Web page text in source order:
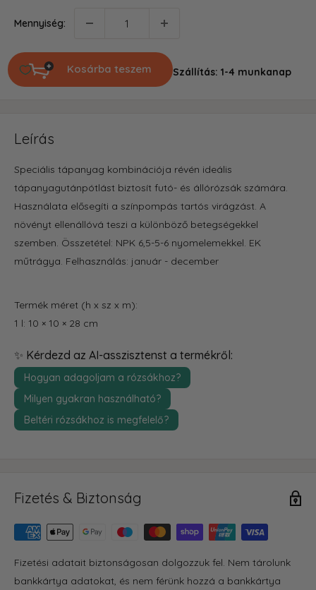
Mennyiség:
Kosárba teszem Szállítás: 1-4 munkanap
Leírás
Speciális tápanyag kombinációja révén ideális
tápanyagutánpótlást biztosít futó- és állórózsák számára.
Használata elősegíti a színpompás tartós virágzást. A
növényt ellenállóvá teszi a különböző betegségekkel
szemben. Összetétel: NPK 6,5-5-6 nyomelemekkel. EK
műtrágya. Felhasználás: január - december
Termék méret (h x sz x m):
1 l: 10 × 10 × 28 cm
✨ Kérdezd az AI-asszisztenst a termékről:
Hogyan adagoljam a rózsákhoz?
Milyen gyakran használható?
Beltéri rózsákhoz is megfelelő?
Fizetés & Biztonság
Fizetési adatait biztonságosan dolgozzuk fel. Nem tárolunk
bankkártya adatokat, és nem férünk hozzá a bankkártya